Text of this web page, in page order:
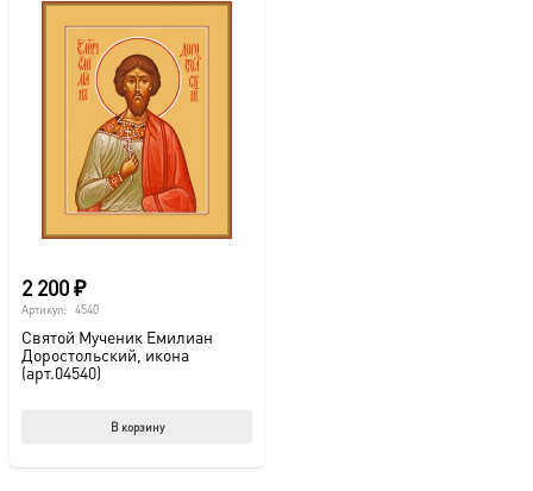
2 200₽
Артикул: 4540
Святой Мученик Емилиан
Доростольский, икона
(арт.04540)
В корзину